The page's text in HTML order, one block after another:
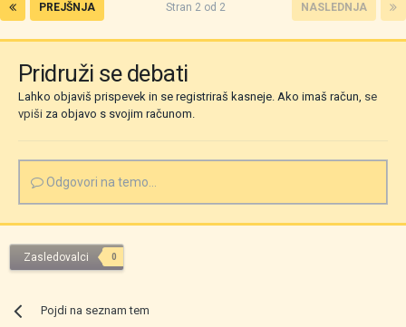
PREJŠNJA NASLEDNJA
Stran 2 od 2
Pridruži se debati
Lahko objaviš prispevek in se registriraš kasneje. Ako imaš račun, se
vpiši za objavo s svojim računom.
Odgovori na temo...
Zasledovalci 0
Pojdi na seznam tem